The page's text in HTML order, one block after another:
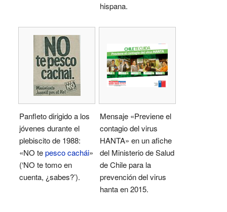
hispana.
Panfleto dirigido a los
jóvenes durante el
plebiscito de 1988:
«NO tepescocachái»
(‘NO te tomo en
cuenta, ¿sabes?’).
Mensaje «Previene el
contagio del virus
HANTA» en un afiche
del Ministerio de Salud
de Chile para la
prevención del virus
hanta en 2015.